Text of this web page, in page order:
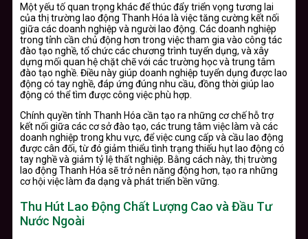
Một yếu tố quan trọng khác để thúc đẩy triển vọng tương lai
của thị trường lao động Thanh Hóa là việc tăng cường kết nối
giữa các doanh nghiệp và người lao động. Các doanh nghiệp
trong tỉnh cần chủ động hơn trong việc tham gia vào công tác
đào tạo nghề, tổ chức các chương trình tuyển dụng, và xây
dựng mối quan hệ chặt chẽ với các trường học và trung tâm
đào tạo nghề. Điều này giúp doanh nghiệp tuyển dụng được lao
động có tay nghề, đáp ứng đúng nhu cầu, đồng thời giúp lao
động có thể tìm được công việc phù hợp.
Chính quyền tỉnh Thanh Hóa cần tạo ra những cơ chế hỗ trợ
kết nối giữa các cơ sở đào tạo, các trung tâm việc làm và các
doanh nghiệp trong khu vực, để việc cung cấp và cầu lao động
được cân đối, từ đó giảm thiểu tình trạng thiếu hụt lao động có
tay nghề và giảm tỷ lệ thất nghiệp. Bằng cách này, thị trường
lao động Thanh Hóa sẽ trở nên năng động hơn, tạo ra những
cơ hội việc làm đa dạng và phát triển bền vững.
Thu Hút Lao Động Chất Lượng Cao và Đầu Tư
Nước Ngoài